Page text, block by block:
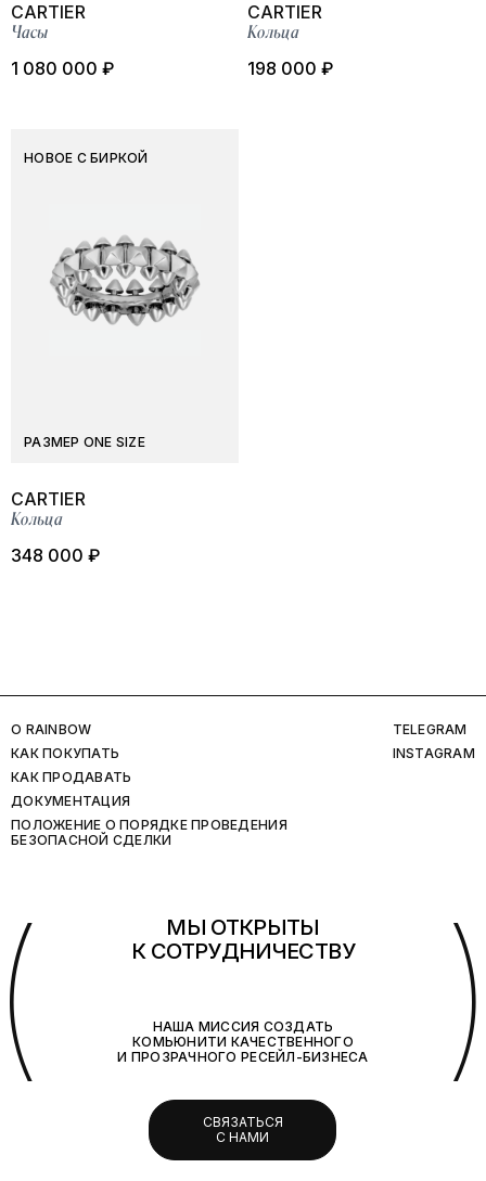
CARTIER
Часы
1 080 000 ₽
CARTIER
Кольца
198 000 ₽
НОВОЕ С БИРКОЙ
РАЗМЕР ONE SIZE
CARTIER
Кольца
348 000 ₽
O RAINBOW
КАК ПОКУПАТЬ
КАК ПРОДАВАТЬ
ДОКУМЕНТАЦИЯ
ПОЛОЖЕНИЕ О ПОРЯДКЕ ПРОВЕДЕНИЯ
БЕЗОПАСНОЙ СДЕЛКИ
TELEGRAM
INSTAGRAM
МЫ ОТКРЫТЫ
К СОТРУДНИЧЕСТВУ
НАША МИССИЯ СОЗДАТЬ
КОМЬЮНИТИ КАЧЕСТВЕННОГО
И ПРОЗРАЧНОГО РЕСЕЙЛ-БИЗНЕСА
СВЯЗАТЬСЯ
С НАМИ